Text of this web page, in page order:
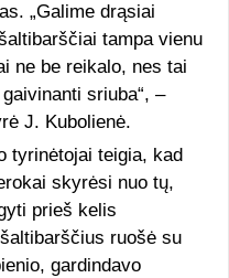
„Galime drąsiai
tampa vienu
ne be reikalo, nes tai
sriuba“, –
J. Kubolienė.
tyrinėtojai teigia, kad
skyrėsi nuo tų,
prieš kelis
ruošė su
gardindavo